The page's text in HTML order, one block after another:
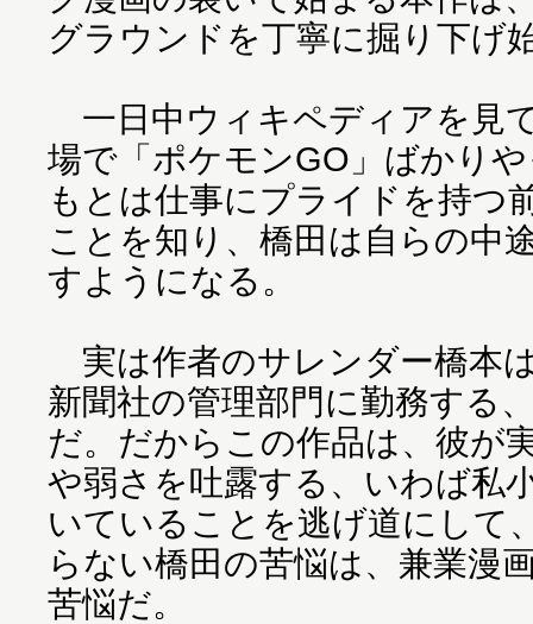
グラウンドを丁寧に掘り下げ
一日中ウィキペディアを見
場で「ポケモンGO」ばかり
もとは仕事にプライドを持つ
ことを知り、橋田は自らの中
すようになる。
実は作者のサレンダー橋本
新聞社の管理部門に勤務する
だ。だからこの作品は、彼が
や弱さを吐露する、いわば私
いていることを逃げ道にして
らない橋田の苦悩は、兼業漫
苦悩だ。